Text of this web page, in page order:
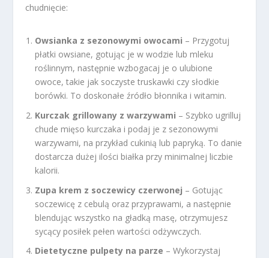
chudnięcie:
Owsianka z sezonowymi owocami – Przygotuj
płatki owsiane, gotując je w wodzie lub mleku
roślinnym, następnie wzbogacaj je o ulubione
owoce, takie jak soczyste truskawki czy słodkie
borówki. To doskonałe źródło błonnika i witamin.
Kurczak grillowany z warzywami – Szybko ugrilluj
chude mięso kurczaka i podaj je z sezonowymi
warzywami, na przykład cukinią lub papryką. To danie
dostarcza dużej ilości białka przy minimalnej liczbie
kalorii.
Zupa krem z soczewicy czerwonej – Gotując
soczewicę z cebulą oraz przyprawami, a następnie
blendując wszystko na gładką masę, otrzymujesz
sycący posiłek pełen wartości odżywczych.
Dietetyczne pulpety na parze – Wykorzystaj